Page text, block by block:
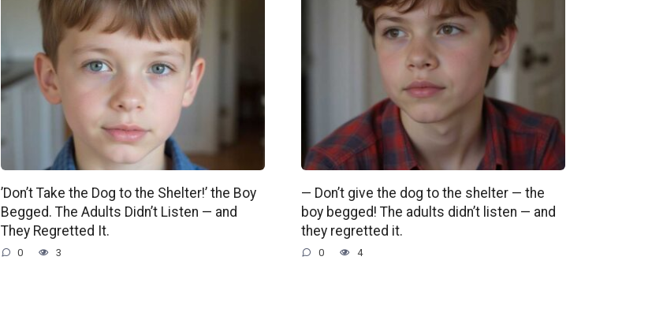
’Don’t Take the Dog to the Shelter!’ the Boy
Begged. The Adults Didn’t Listen — and
They Regretted It.
0 3
— Don’t give the dog to the shelter — the
boy begged! The adults didn’t listen — and
they regretted it.
0 4